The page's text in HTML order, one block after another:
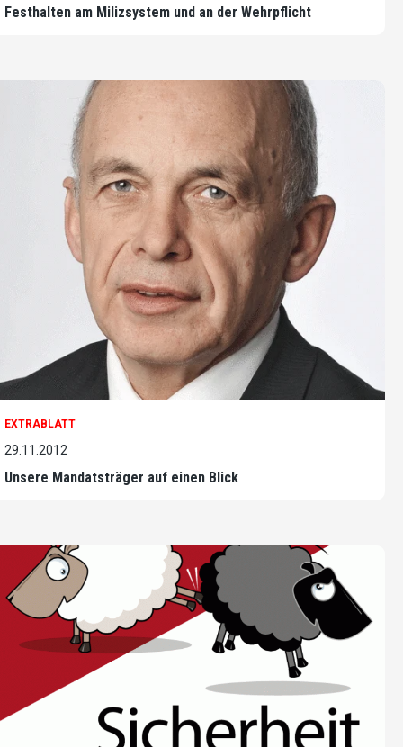
Festhalten am Milizsystem und an der Wehrpflicht
EXTRABLATT
29.11.2012
Unsere Mandatsträger auf einen Blick